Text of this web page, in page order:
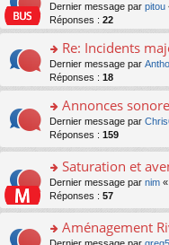
c
e
nt
pl
u
ré
c
e
nt
n
o
n
lu
le
pl
u
ré
c
e
nt
s
a
e
n
o
n
lu
le
pl
u
ré
c
e
nt
er
le
m
e
s
s
a
e
n
o
n
lu
le
pl
ré
o
n
s
ult
er
le
m
e
s
s
a
g
e
n
o
n
le
Dernier message par pitou
Réponses : 22
o
n
s
ult
er
le
s
s
a
g
e
n
Re: Incidents
Dernier message par
Réponses : 18
o
n
s
ult
er
le
m
e
s
s
Annonces
Dernier message par
Réponses : 159
o
n
s
ult
er
Saturation et
Dernier message par nim «
Réponses : 57
Aménagement